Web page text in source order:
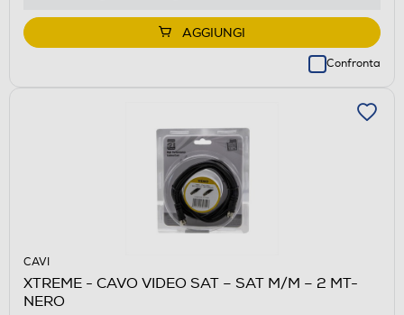
AGGIUNGI
Confronta
CAVI
XTREME - CAVO VIDEO SAT – SAT M/M – 2 MT-
NERO